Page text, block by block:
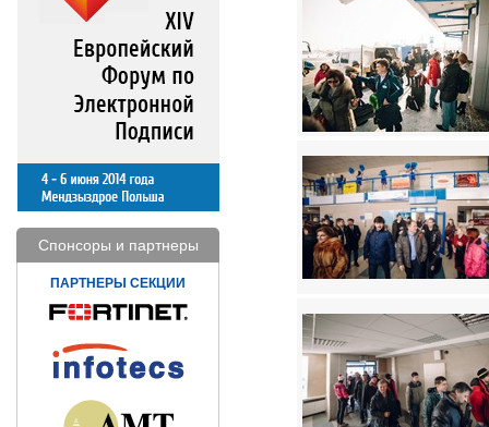
Спонсоры и партнеры
ПАРТНЕРЫ СЕКЦИИ